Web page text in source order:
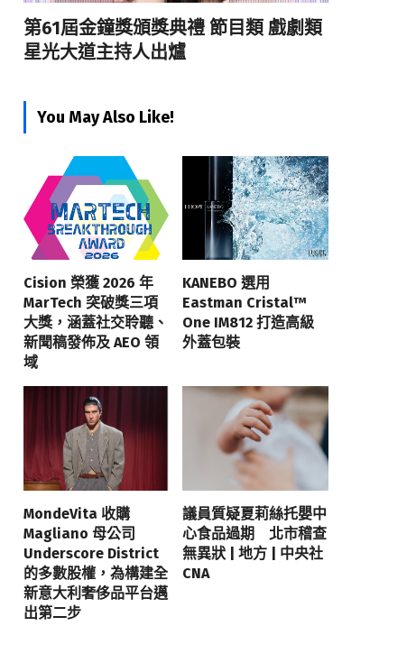
第61屆金鐘獎頒獎典禮 節目類 戲劇類
星光大道主持人出爐
You May Also Like!
Cision 榮獲 2026 年
MarTech 突破獎三項
大獎，涵蓋社交聆聽、
新聞稿發佈及 AEO 領
域
KANEBO 選用
Eastman Cristal™
One IM812 打造高級
外蓋包裝
MondeVita 收購
Magliano 母公司
Underscore District
的多數股權，為構建全
新意大利奢侈品平台邁
出第二步
議員質疑夏莉絲托嬰中
心食品過期 北市稽查
無異狀 | 地方 | 中央社
CNA